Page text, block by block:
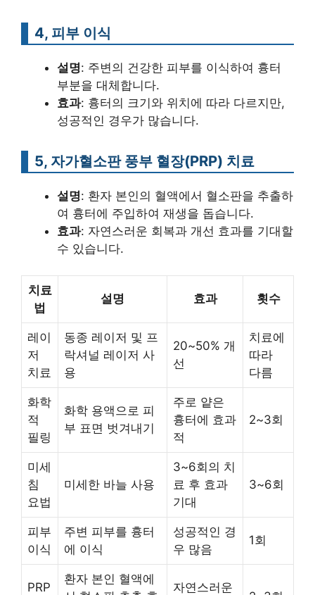
4, 피부 이식
설명: 주변의 건강한 피부를 이식하여 흉터
부분을 대체합니다.
효과: 흉터의 크기와 위치에 따라 다르지만,
성공적인 경우가 많습니다.
5, 자가혈소판 풍부 혈장(PRP) 치료
설명: 환자 본인의 혈액에서 혈소판을 추출하
여 흉터에 주입하여 재생을 돕습니다.
효과: 자연스러운 회복과 개선 효과를 기대할
수 있습니다.
치료
법
설명 효과 횟수
레이
저
치료
동종 레이저 및 프
락셔널 레이저 사
용
20~50% 개
선
치료에
따라
다름
화학
적
필링
화학 용액으로 피
부 표면 벗겨내기
주로 얕은
흉터에 효과
적
2~3회
미세
침
요법
미세한 바늘 사용
3~6회의 치
료 후 효과
기대
3~6회
피부
이식
주변 피부를 흉터
에 이식
성공적인 경
우 많음
1회
PRP
환자 본인 혈액에
자연스러운